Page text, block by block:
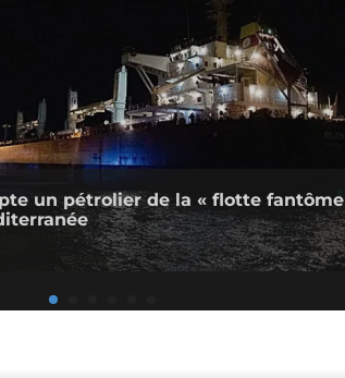
un pétrolier de la « flotte fantôme